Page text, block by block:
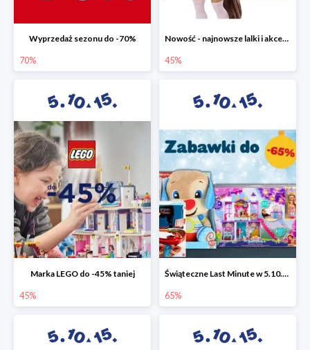
Wyprzedaż sezonu do -70%
70%
Nowość - najnowsze lalki i akcesoria L.O.L. w 5.10.15 do -45%
45%
Marka LEGO do -45% taniej
45%
Świąteczne Last Minute w 5.10.15 - zabawki do -65%
65%